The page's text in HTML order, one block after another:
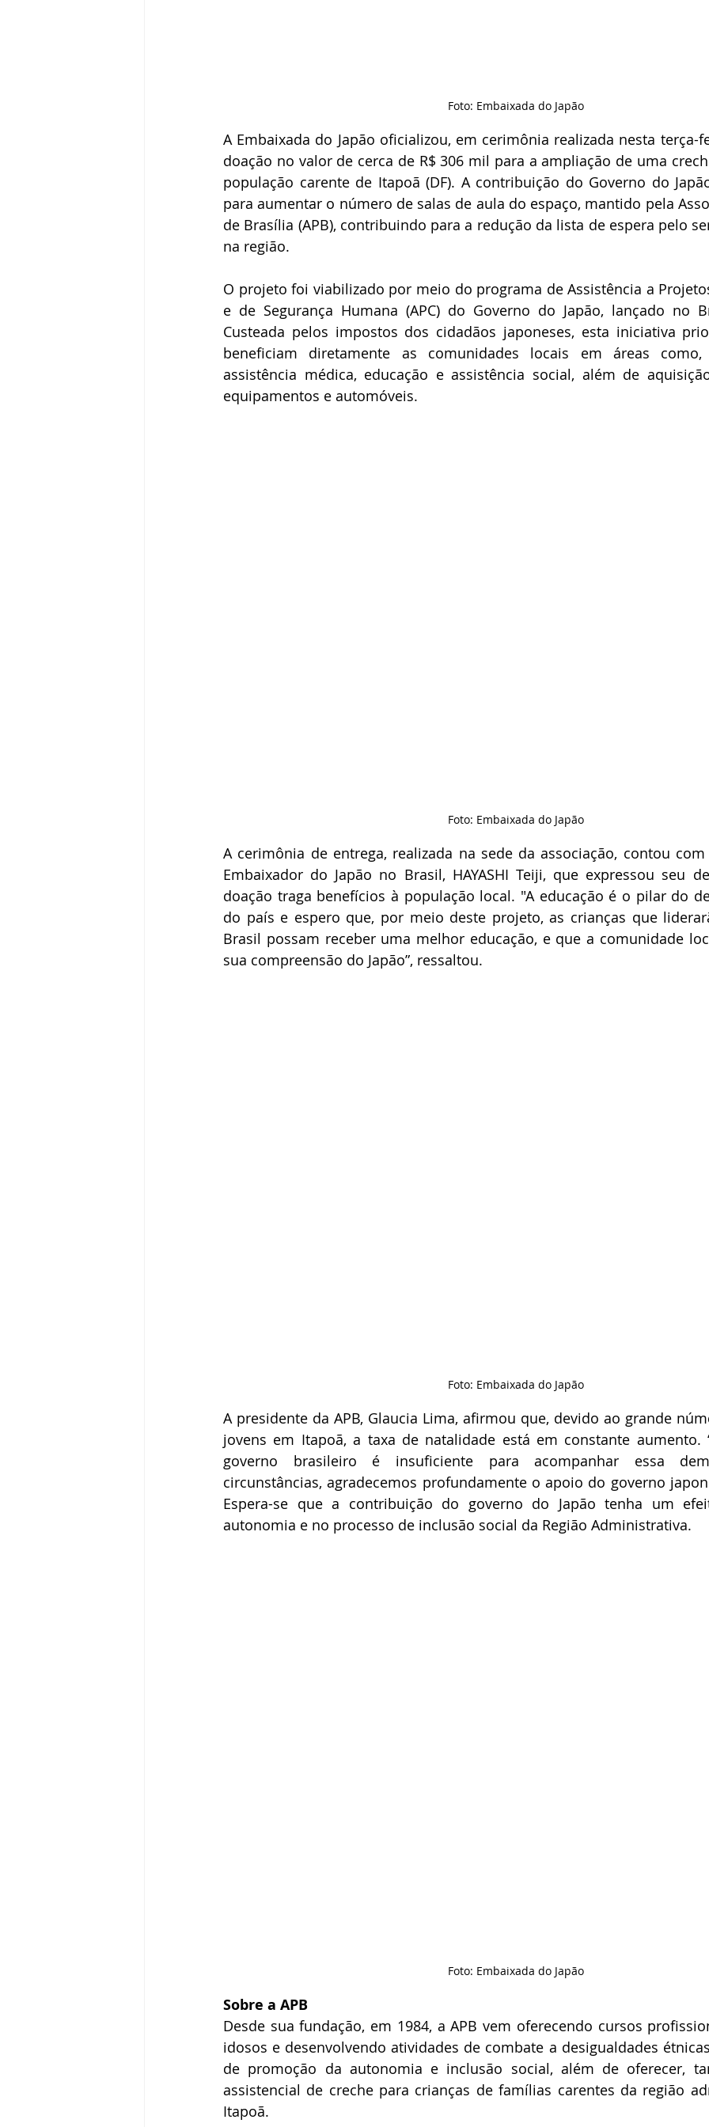
Foto: Embaixada do Japão
A Embaixada do Japão oficializou, em cerimônia realizada nesta terça-
doação no valor de cerca de R$ 306 mil para a ampliação de uma
população carente de Itapoã (DF). A contribuição do Governo do
para aumentar o número de salas de aula do espaço, mantido pela
de Brasília (APB), contribuindo para a redução da lista de espera pelo
na região.
O projeto foi viabilizado por meio do programa de Assistência a
e de Segurança Humana (APC) do Governo do Japão, lançado no
Custeada pelos impostos dos cidadãos japoneses, esta iniciativa
beneficiam diretamente as comunidades locais em áreas
assistência médica, educação e assistência social, além de
equipamentos e automóveis.
Foto: Embaixada do Japão
A cerimônia de entrega, realizada na sede da associação, contou
Embaixador do Japão no Brasil, HAYASHI Teiji, que expressou seu
doação traga benefícios à população local. "A educação é o pilar do
do país e espero que, por meio deste projeto, as crianças que
Brasil possam receber uma melhor educação, e que a comunidade
sua compreensão do Japão”, ressaltou.
Foto: Embaixada do Japão
A presidente da APB, Glaucia Lima, afirmou que, devido ao grande
jovens em Itapoã, a taxa de natalidade está em constante aumento.
governo brasileiro é insuficiente para acompanhar essa
circunstâncias, agradecemos profundamente o apoio do governo
Espera-se que a contribuição do governo do Japão tenha um
autonomia e no processo de inclusão social da Região Administrativa.
Foto: Embaixada do Japão
Sobre a APB
Desde sua fundação, em 1984, a APB vem oferecendo cursos
idosos e desenvolvendo atividades de combate a desigualdades
de promoção da autonomia e inclusão social, além de oferecer,
assistencial de creche para crianças de famílias carentes da região
Itapoã.